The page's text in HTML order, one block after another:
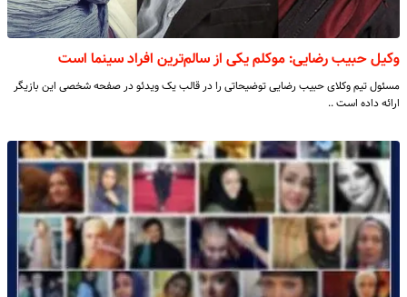
وکیل حبیب رضایی: موکلم یکی از سالم‌ترین افراد سینما است
مسئول تیم وکلای حبیب رضایی توضیحاتی را در قالب یک ویدئو در صفحه شخصی این بازیگر
ارائه داده است ..